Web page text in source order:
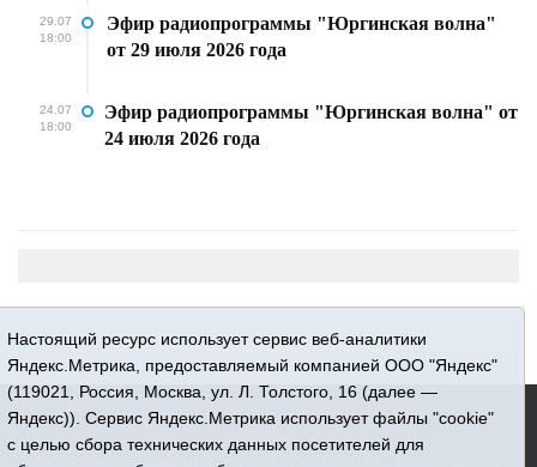
29.07
18:00
Эфир радиопрограммы "Юргинская волна"
от 29 июля 2026 года
24.07
18:00
Эфир радиопрограммы "Юргинская волна" от
24 июля 2026 года
16+ © 2015-2026 Сетевое издание «Новости Юргинского
Регистрационный номер СМИ ЭЛ № ФС 77 - 66052 выдан
Настоящий ресурс использует сервис веб-аналитики
Яндекс.Метрика, предоставляемый компанией ООО "Яндекс"
(119021, Россия, Москва, ул. Л. Толстого, 16 (далее —
Яндекс)). Сервис Яндекс.Метрика использует файлы "cookie"
с целью сбора технических данных посетителей для